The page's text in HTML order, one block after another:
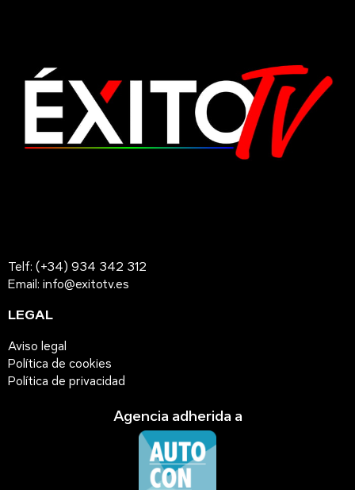
Telf: (+34) 934 342 312
Email: info@exitotv.es
LEGAL
Aviso legal
Política de cookies
Política de privacidad
Agencia adherida a